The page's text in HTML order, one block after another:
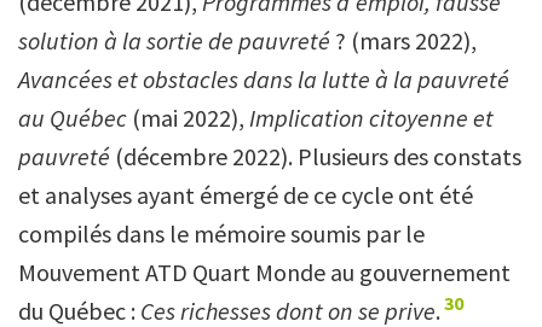
solution à la sortie de pauvreté ? (mars 2022),
Avancées et obstacles dans la lutte à la pauvreté
au Québec (mai 2022), Implication citoyenne et
pauvreté (décembre 2022). Plusieurs des constats
et analyses ayant émergé de ce cycle ont été
compilés dans le mémoire soumis par le
Mouvement ATD Quart Monde au gouvernement
du Québec : Ces richesses dont on se prive.30